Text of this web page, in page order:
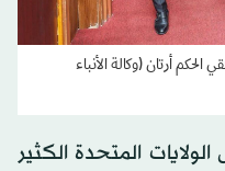
أرتان (وكالة الأنباء
المتحدة الكثير